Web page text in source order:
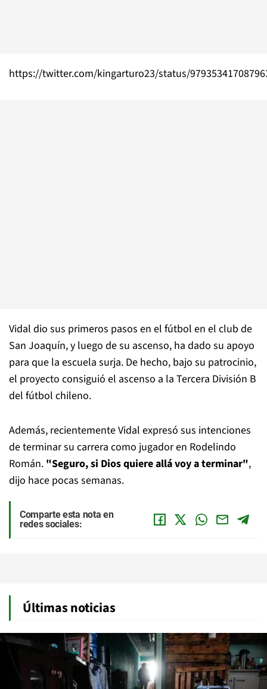
https://twitter.com/kingarturo23/status/
Vidal dio sus primeros pasos en el fútbol en el club de
San Joaquín, y luego de su ascenso, ha dado su apoyo
para que la escuela surja. De hecho, bajo su patrocinio,
el proyecto consiguió el ascenso a la Tercera División B
del fútbol chileno.
Además, recientemente Vidal expresó sus intenciones
de terminar su carrera como jugador en Rodelindo
Román. "Seguro, si Dios quiere allá voy a terminar",
dijo hace pocas semanas.
Comparte esta nota en
redes sociales:
Últimas noticias